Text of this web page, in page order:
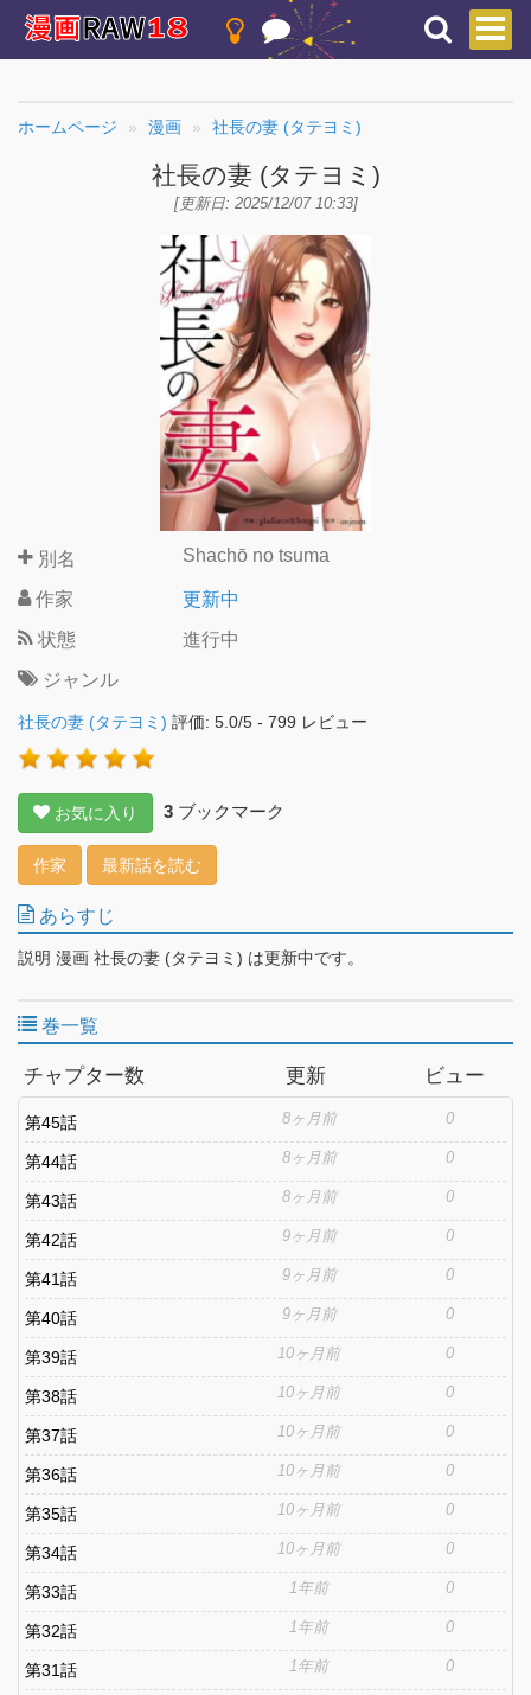
ホームページ 漫画 社長の妻 (タテヨミ)
社長の妻 (タテヨミ)
[更新日: 2025/12/07 10:33]
別名 Shachō no tsuma
作家
更新中
状態
進行中
ジャンル
社長の妻 (タテヨミ) 評価: 5.0/5 - 799 レビュー
お気に入り 3 ブックマーク
作家 最新話を読む
あらすじ
説明 漫画 社長の妻 (タテヨミ) は更新中です。
巻一覧
チャプター数 更新 ビュー
第45話 8ヶ月前 0
第44話 8ヶ月前 0
第43話 8ヶ月前 0
第42話 9ヶ月前 0
第41話 9ヶ月前 0
第40話 9ヶ月前 0
第39話 10ヶ月前 0
第38話 10ヶ月前 0
第37話 10ヶ月前 0
第36話 10ヶ月前 0
第35話 10ヶ月前 0
第34話 10ヶ月前 0
第33話 1年前 0
第32話 1年前 0
第31話 1年前 0